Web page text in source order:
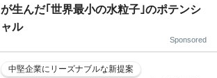
が生んだ｢世界最小の水粒子｣のポテンシ
ャル
Sponsored
中堅企業にリーズナブルな新提案